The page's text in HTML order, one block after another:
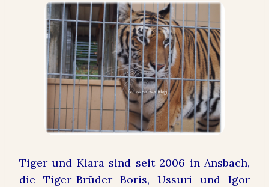
Tiger und Kiara sind seit 2006 in Ansbach,
die Tiger-Brüder Boris, Ussuri und Igor